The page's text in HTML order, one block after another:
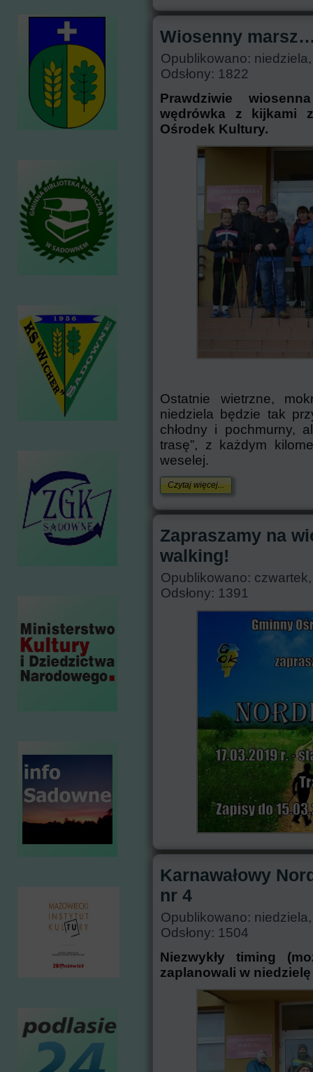
Wiosenny
Opublikowano:
Odsłony: 1822
Prawdziwie
wędrówka z kijkami
Ośrodek Kultury.
Ostatnie wietrzne,
niedziela będzie tak
chłodny i pochmurny,
trasę”, z każdym
weselej.
Czytaj więcej...
Zapraszamy na
walking!
Opublikowano:
Odsłony: 1391
Karnawałowy
nr 4
Opublikowano:
Odsłony: 1504
Niezwykły timing
zaplanowali w